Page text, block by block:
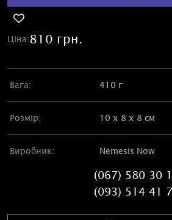
Ціна:810 грн.
Вага: 410 г
Розмір: 10 х 8 х 8 см
Виробник: Nemesis Now
(067) 580 30
(093) 514 41